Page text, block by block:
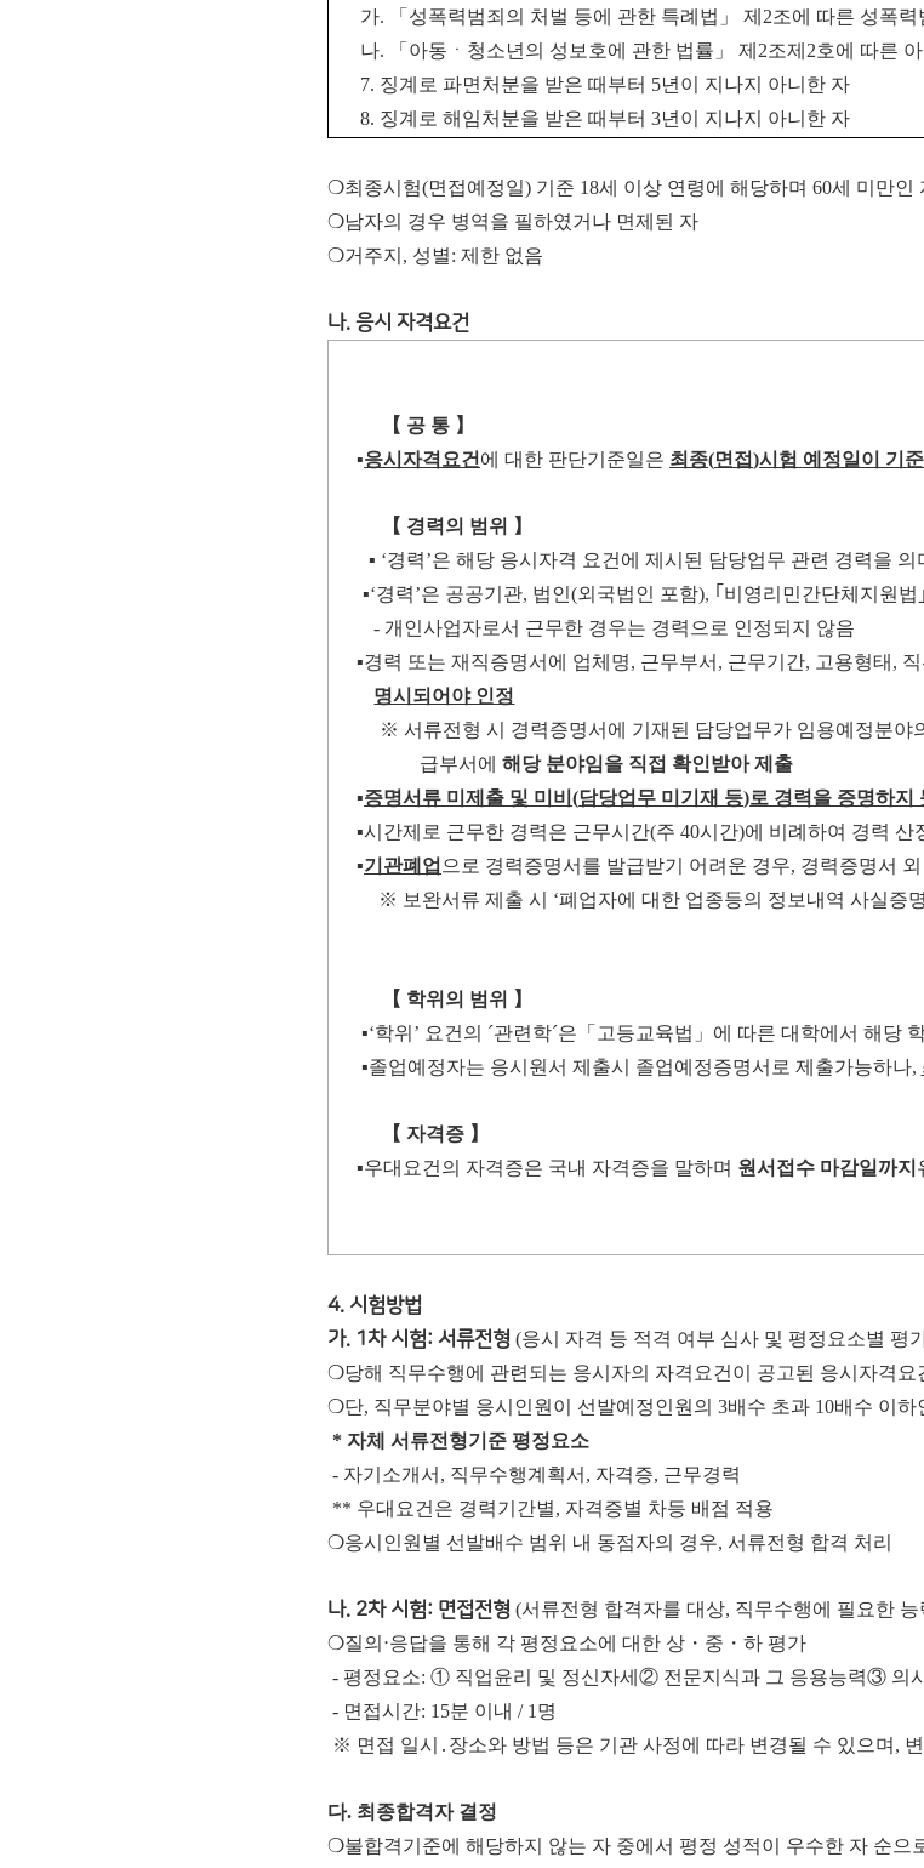
가. 「 성폭력범죄의 처벌 등에 관한 특례법 」 제 2조에 따른 성폭력
나. 「 아동ㆍ청소년의 성보호에 관한 법률 」 제 2조제 2호에 따른
7. 징계로 파면처분을 받은 때부터 5년이 지나지 아니한 자
8. 징계로 해임처분을 받은 때부터 3년이 지나지 아니한 자
❍최종시험(면접예정일) 기준 18세 이상 연령에 해당하며 60세 미만인
❍남자의 경우 병역을 필하였거나 면제된 자
❍거주지, 성별: 제한 없음
나. 응시 자격요건
【 공 통 】
▪응시자격요건 에 대한 판단기준일은 최종(면접)시험 예정일이 기준
【 경력의 범위
】
▪ ‘경력’은 해당 응시자격 요건에 제시된 담당업무 관련 경력을 의
▪‘경력’은 공공기관, 법인(외국법인 포함), ｢ 비영리민간단체지원법
- 개인사업자로서 근무한 경우는 경력으로 인정되지 않음
▪경력 또는 재직증명서에 업체명, 근무부서 , 근무기간, 고용형태 ,
명시되어야 인정
※ 서류전형 시 경력증명서에 기재된 담당업무가 임용예정분야
급부서에 해당 분야임을 직접 확인받아 제출
▪증명서류 미제출 및 미비(담당업무 미기재 등)로 경력을 증명하지
▪시간제로 근무한 경력은 근무시간(주40시간)에 비례하여 경력 산
▪기관폐업 으로 경력증명서를 발급받기 어려운 경우, 경력증명서
※ 보완서류 제출 시 ‘폐업자에 대한 업종등의 정보내역 사실증
【 학위의 범위
】
▪‘학위 ’ 요건의 ´관련학´은 「 고등교육법 」 에 따른 대학에서 해당
▪졸업예정자는 응시원서 제출시 졸업예정증명서로 제출가능하나,
【 자격증 】
▪우대요건의 자격증은 국내 자격증을 말하며 원서접수 마감일까지
4. 시험방법
가. 1차 시험: 서류전형 (응시 자격 등 적격 여부 심사 및 평정요소별 평
❍당해 직무수행에 관련되는 응시자의 자격요건이 공고된 응시자격
❍단, 직무분야별 응시인원이 선발예정인원의 3배수 초과 10배수 이
* 자체 서류전형기준 평정요소
- 자기소개서, 직무수행계획서, 자격증, 근무경력
** 우대요건은 경력기간별, 자격증별 차등 배점 적용
❍응시인원별 선발배수 범위 내 동점자의 경우, 서류전형 합격 처리
나. 2차 시험: 면접전형 (서류전형 합격자를 대상, 직무수행에 필요한
❍질의‧응답을 통해 각 평정요소에 대한 상・중・하 평가
- 평정요소: ① 직업윤리 및 정신자세 ② 전문지식과 그 응용능력③ 의
- 면접시간: 15분 이내 / 1명
※ 면접 일시․장소와 방법 등은 기관 사정에 따라 변경될 수 있으며,
다. 최종합격자 결정
❍불합격기준에 해당하지 않는 자 중에서 평정 성적이 우수한 자 순으